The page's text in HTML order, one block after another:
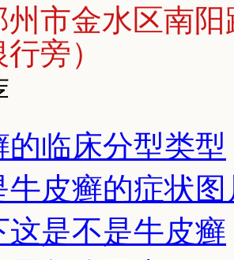
市金水区南
旁）
的临床分型类型
牛皮癣的症状图
这是不是牛皮癣